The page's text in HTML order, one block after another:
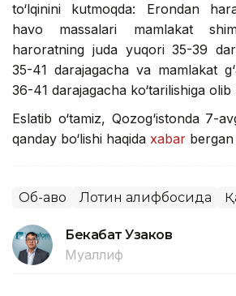
to‘lqinini kutmoqda: Erondan
havo massalari mamlakat
haroratning juda yuqori 35-39
35-41 darajagacha va mamlakat
36-41 darajagacha ko‘tarilishiga olib
Eslatib o‘tamiz, Qozog‘istonda 7-
qanday bo‘lishi haqida xabar bergan
Об-ҳаво Лотин алифбосида
Бекабат Узаков
Муаллиф